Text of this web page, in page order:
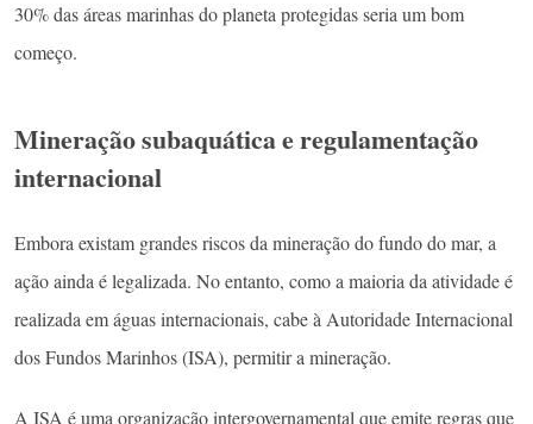
30% das áreas marinhas do planeta protegidas seria um bom
começo.
Mineração subaquática e regulamentação
internacional
Embora existam grandes riscos da mineração do fundo do mar, a
ação ainda é legalizada. No entanto, como a maioria da atividade é
realizada em águas internacionais, cabe à Autoridade Internacional
dos Fundos Marinhos (ISA), permitir a mineração.
A ISA é uma organização intergovernamental que emite regras que